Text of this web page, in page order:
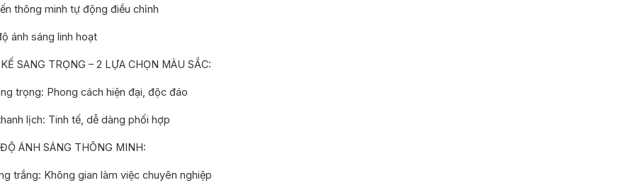
thông minh tự động điều chỉnh
ánh sáng linh hoạt
SANG TRỌNG – 2 LỰA CHỌN MÀU SẮC:
trọng: Phong cách hiện đại, độc đáo
lịch: Tinh tế, dễ dàng phối hợp
ÁNH SÁNG THÔNG MINH:
trắng: Không gian làm việc chuyên nghiệp